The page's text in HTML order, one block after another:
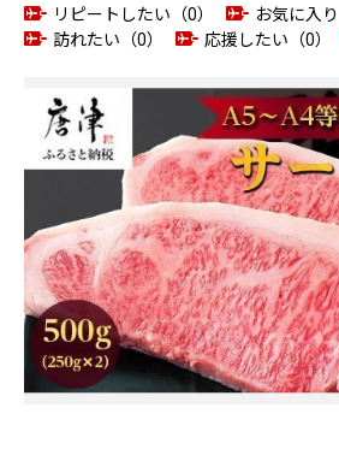
リピートしたい（0）
お気に入り
訪れたい（0）
応援したい（0）